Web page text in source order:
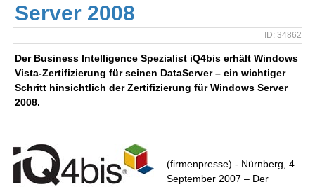
Server 2008
ID: 34862
Der Business Intelligence Spezialist iQ4bis erhält Windows
Vista-Zertifizierung für seinen DataServer – ein wichtiger
Schritt hinsichtlich der Zertifizierung für Windows Server
2008.
(firmenpresse) - Nürnberg, 4.
September 2007 – Der